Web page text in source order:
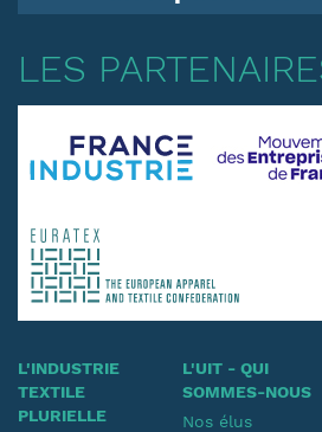
LES
L'INDUSTRIE
TEXTILE
PLURIELLE
L'UIT - QUI
SOMMES-NOUS
Nos élus